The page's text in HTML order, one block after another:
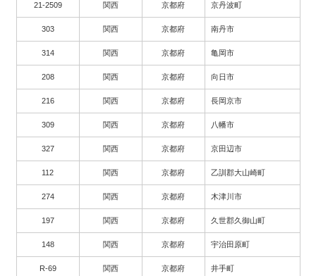
21-2509 関西 京都府 京丹波町
303 関西 京都府 南丹市
314 関西 京都府 亀岡市
208 関西 京都府 向日市
216 関西 京都府 長岡京市
309 関西 京都府 八幡市
327 関西 京都府 京田辺市
112 関西 京都府 乙訓郡大山崎町
274 関西 京都府 木津川市
197 関西 京都府 久世郡久御山町
148 関西 京都府 宇治田原町
R-69 関西 京都府 井手町